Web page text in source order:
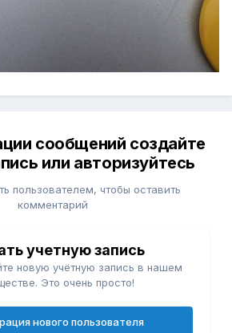
сообщений создайте
или авторизуйтесь
пользователем, чтобы оставить
комментарий
учетную запись
новую учётную запись в нашем
Это очень просто!
нового пользователя